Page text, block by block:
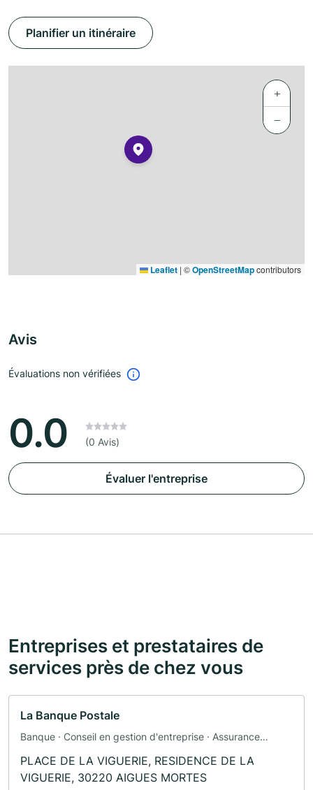
Planifier un itinéraire
+
−
Leaflet | ©OpenStreetMapcontributors
Avis
Évaluations non vérifiées
0.0 (0 Avis)
Évaluer l'entreprise
Entreprises et prestataires de
services près de chez vous
La Banque Postale
Banque · Conseil en gestion d'entreprise · Assurance
PLACE DE LA VIGUERIE, RESIDENCE DE LA
VIGUERIE, 30220 AIGUES MORTES